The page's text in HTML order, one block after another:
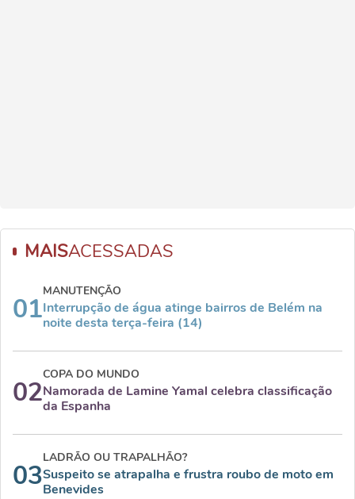
MAISACESSADAS
01
MANUTENÇÃO
Interrupção de água atinge bairros de Belém na
noite desta terça-feira (14)
02
COPA DO MUNDO
Namorada de Lamine Yamal celebra classificação
da Espanha
03
LADRÃO OU TRAPALHÃO?
Suspeito se atrapalha e frustra roubo de moto em
Benevides